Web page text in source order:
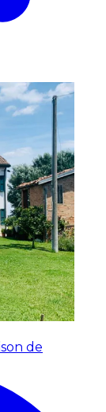
de